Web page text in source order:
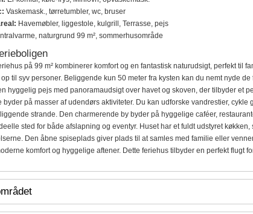
Vaskemask., tørretumbler, wc, bruser
Havemøbler, liggestole, kulgrill, Terrasse, pejs
naturgrund 99 m², sommerhusområde
på 99 m² kombinerer komfort og en fantastisk naturudsigt, perfekt til
til syv personer. Beliggende kun 50 meter fra kysten kan du nemt nyde
hyggelig pejs med panoramaudsigt over havet og skoven, der tilbyder et
byder på masser af udendørs aktiviteter. Du kan udforske vandrestier,
strande. Den charmerende by byder på hyggelige caféer,
sted for både afslapning og eventyr. Huset har et fuldt udstyret
Den åbne spiseplads giver plads til at samles med familie eller
komfort og hyggelige aftener. Dette feriehus tilbyder en perfekt flugt